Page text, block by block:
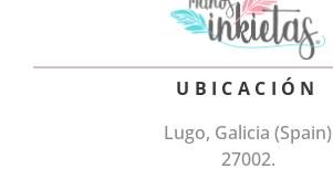
UBICACIÓN
Lugo, Galicia (Spain)
27002.